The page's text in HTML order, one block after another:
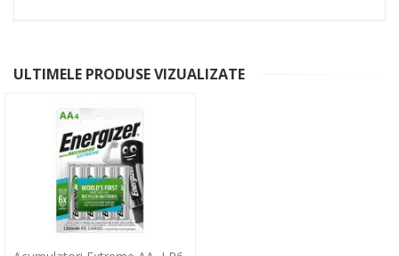
ULTIMELE PRODUSE VIZUALIZATE